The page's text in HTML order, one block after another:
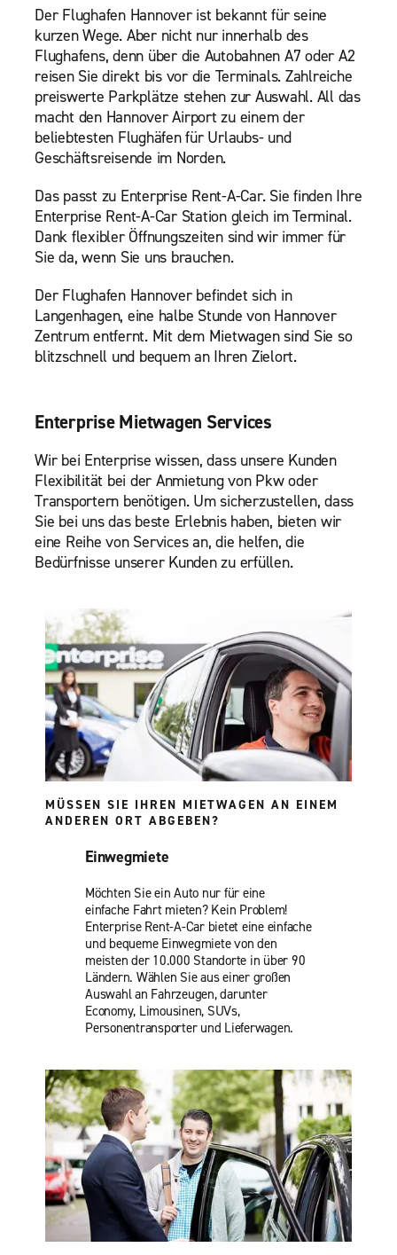
Der Flughafen Hannover ist bekannt für seine
kurzen Wege. Aber nicht nur innerhalb des
Flughafens, denn über die Autobahnen A7 oder A2
reisen Sie direkt bis vor die Terminals. Zahlreiche
preiswerte Parkplätze stehen zur Auswahl. All das
macht den Hannover Airport zu einem der
beliebtesten Flughäfen für Urlaubs- und
Geschäftsreisende im Norden.
Das passt zu Enterprise Rent-A-Car. Sie finden Ihre
Enterprise Rent-A-Car Station gleich im Terminal.
Dank flexibler Öffnungszeiten sind wir immer für
Sie da, wenn Sie uns brauchen.
Der Flughafen Hannover befindet sich in
Langenhagen, eine halbe Stunde von Hannover
Zentrum entfernt. Mit dem Mietwagen sind Sie so
blitzschnell und bequem an Ihren Zielort.
Enterprise Mietwagen Services
Wir bei Enterprise wissen, dass unsere Kunden
Flexibilität bei der Anmietung von Pkw oder
Transportern benötigen. Um sicherzustellen, dass
Sie bei uns das beste Erlebnis haben, bieten wir
eine Reihe von Services an, die helfen, die
Bedürfnisse unserer Kunden zu erfüllen.
MÜSSEN SIE IHREN MIETWAGEN AN EINEM
ANDEREN ORT ABGEBEN?
Einwegmiete
Möchten Sie ein Auto nur für eine
einfache Fahrt mieten? Kein Problem!
Enterprise Rent-A-Car bietet eine einfache
und bequeme Einwegmiete von den
meisten der 10.000 Standorte in über 90
Ländern. Wählen Sie aus einer großen
Auswahl an Fahrzeugen, darunter
Economy, Limousinen, SUVs,
Personentransporter und Lieferwagen.